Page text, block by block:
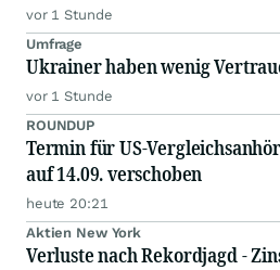
vor 1 Stunde
Umfrage
Ukrainer haben wenig
vor 1 Stunde
ROUNDUP
Termin für US-
auf 14.09. verschoben
heute 20:21
Aktien New York
Verluste nach Rekordjagd -